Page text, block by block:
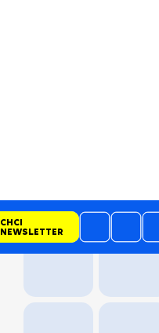
CHCI
NEWSLETTER